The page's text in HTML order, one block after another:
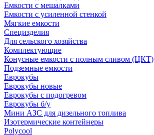
Емкости с мешалками
Емкости с усиленной стенкой
Мягкие емкости
Специзделия
Для сельского хозяйства
Комплектующие
Конусные емкости с полным сливом (ЦКТ)
Подземные емкости
Еврокубы
Еврокубы новые
Еврокубы с подогревом
Еврокубы б/у
Мини АЗС для дизельного топлива
Изотермические контейнеры
Polycool